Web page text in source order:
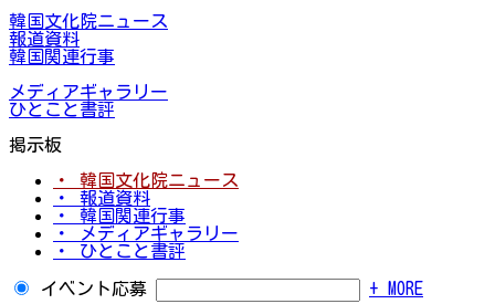
韓国文化院ニュース
報道資料
韓国関連行事
メディアギャラリー
ひとこと書評
掲示板
・ 韓国文化院ニュース
・ 報道資料
・ 韓国関連行事
・ メディアギャラリー
・ ひとこと書評
イベント応募 + MORE